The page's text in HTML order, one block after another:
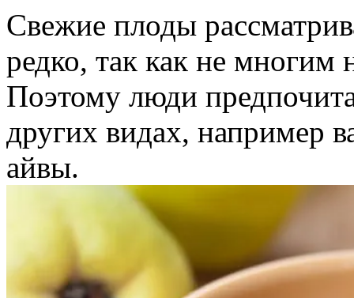
Свежие плоды
редко, так как не многим
Поэтому люди
других видах, например
айвы.